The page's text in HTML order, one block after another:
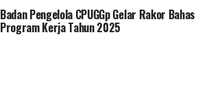
Badan Pengelola CPUGGp Gelar Rakor Bahas
Program Kerja Tahun 2025